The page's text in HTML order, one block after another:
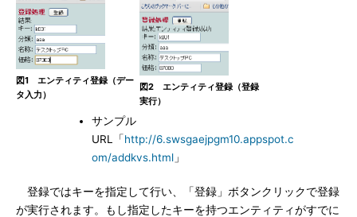
図1 エンティティ登録（デー
タ入力）
図2 エンティティ登録（登録
実行）
サンプル
URL「http://6.swsgaejpgm10.appspot.c
om/addkvs.html」
登録ではキーを指定して行い、「登録」ボタンクリックで登録
が実行されます。もし指定したキーを持つエンティティがすでに